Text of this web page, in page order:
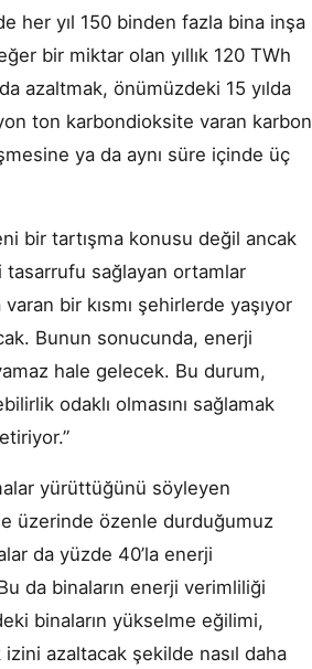
her yıl 150 binden fazla bina inşa
bir miktar olan yıllık 120 TWh
azaltmak, önümüzdeki 15 yılda
ton karbondioksite varan karbon
ya da aynı süre içinde üç
bir tartışma konusu değil ancak
sağlayan ortamlar
bir kısmı şehirlerde yaşıyor
Bunun sonucunda, enerji
hale gelecek. Bu durum,
odaklı olmasını sağlamak
yürüttüğünü söyleyen
üzerinde özenle durduğumuz
da yüzde 40’la enerji
da binaların enerji verimliliği
binaların yükselme eğilimi,
azaltacak şekilde nasıl daha